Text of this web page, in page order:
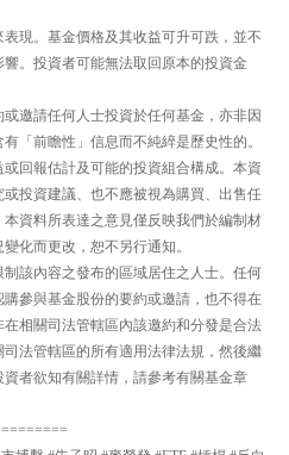
現。基金價格及其收益可升可跌，並不
。投資者可能無法取回原本的投資金
邀請任何人士投資於任何基金，亦非因
「前瞻性」信息而不純綷是歷史性的。
回報估計及可能的投資組合構成。本資
投資建議、也不應被視為購買、出售任
資料所表達之意見僅反映我們於編制材
化而更改，恕不另行通知。
該內容之發布的區域居住之人士。任何
參與基金股份的要約或邀請，也不得在
相關司法管轄區內該邀約和分發是合法
法管轄區的所有適用法律法規，然後繼
者欲知有關詳情，請參考有關基金章